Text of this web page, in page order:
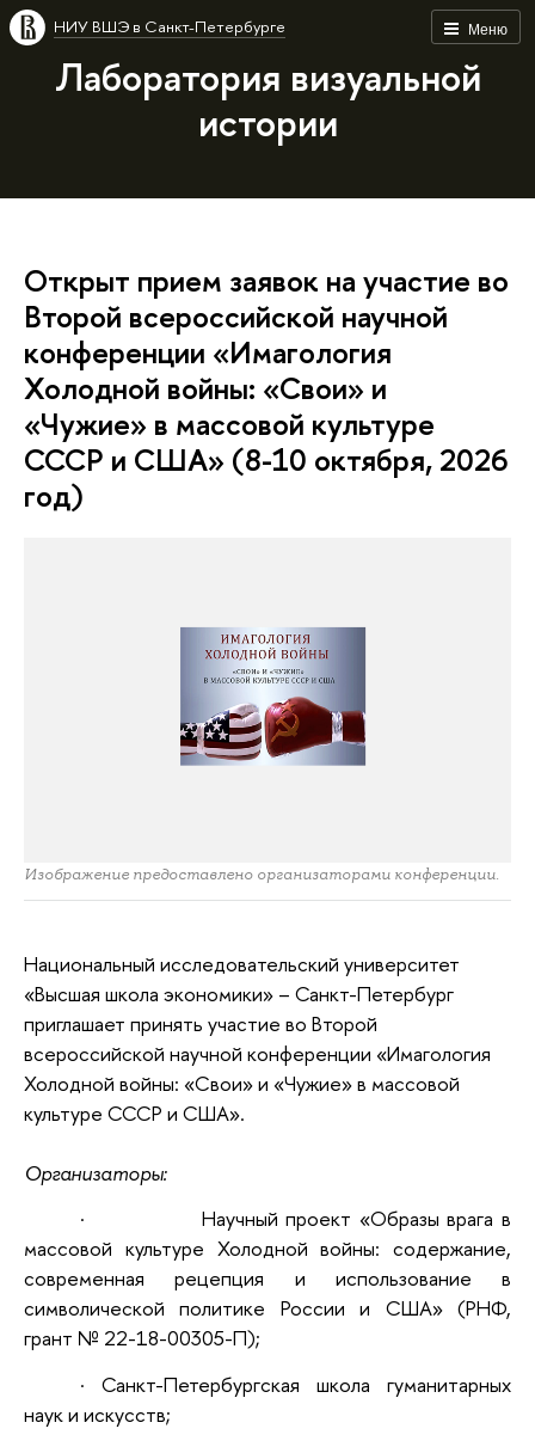
Меню
НИУ ВШЭ в Санкт-Петербурге
Лаборатория визуальной
истории
Открыт прием заявок на участие во
Второй всероссийской научной
конференции «Имагология
Холодной войны: «Свои» и
«Чужие» в массовой культуре
СССР и США» (8-10 октября, 2026
год)
Изображение предоставлено организаторами конференции.
Национальный исследовательский университет
«Высшая школа экономики» – Санкт-Петербург
приглашает принять участие во Второй
всероссийской научной конференции «Имагология
Холодной войны: «Свои» и «Чужие» в массовой
культуре СССР и США».
Организаторы:
·
Научный проект «Образы врага в
массовой культуре Холодной войны: содержание,
современная рецепция и использование в
символической политике России и США» (РНФ,
грант № 22-18-00305-П);
·
Санкт-Петербургская школа гуманитарных
наук и искусств;